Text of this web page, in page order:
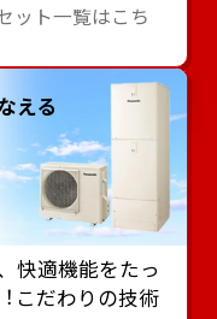
ット一覧はこち
える
快適機能をたっ
こだわりの技術